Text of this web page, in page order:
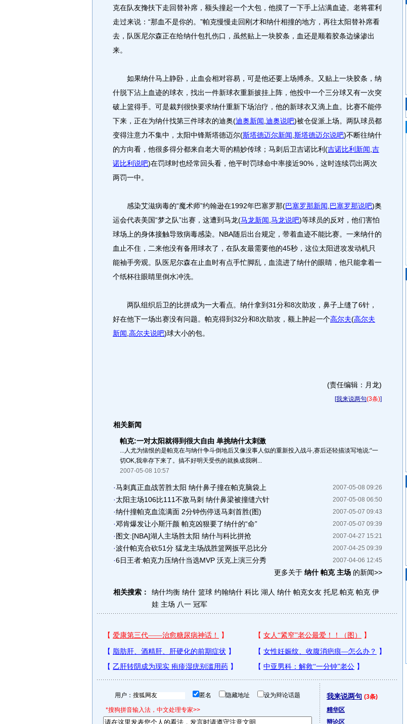
克在队友搀扶下走回替补席，额头撞起一个大包，他摸了一下手上沾满血迹。老将霍利
走过来说：“那血不是你的。”帕克慢慢走回刚才和纳什相撞的地方，再往太阳替补席看
去，队医尼尔森正在给纳什包扎伤口，虽然贴上一块胶条，血还是顺着胶条边缘渗出
来。
如果纳什马上静卧，止血会相对容易，可是他还要上场搏杀。又贴上一块胶条，纳
什脱下沾上血迹的球衣，找出一件新球衣重新披挂上阵，他投中一个三分球又有一次突
破上篮得手。可是裁判很快要求纳什重新下场治疗，他的新球衣又滴上血。比赛不能停
下来，正在为纳什找第三件球衣的迪奥(迪奥新闻 迪奥说吧)被仓促派上场。两队球员都
变得注意力不集中，太阳中锋斯塔德迈尔(斯塔德迈尔新闻 斯塔德迈尔说吧)不断往纳什
的方向看，他很多得分都来自老大哥的精妙传球；马刺后卫吉诺比利 (吉诺比利新闻 吉
诺比利说吧)在罚球时也经常回头看，他平时罚球命中率接近90%，这时连续罚出两次
两罚一中。
感染艾滋病毒的“魔术师”约翰逊在1992年巴塞罗那(巴塞罗那新闻 巴塞罗那说吧)奥
运会代表美国“梦之队”出赛，这遭到马龙(马龙新闻 马龙说吧)等球员的反对，他们害怕
球场上的身体接触导致病毒感染。NBA随后出台规定，带着血迹不能比赛。一来纳什的
血止不住，二来他没有备用球衣了，在队友最需要他的45秒，这位太阳进攻发动机只
能袖手旁观。队医尼尔森在止血时有点手忙脚乱，血流进了纳什的眼睛，他只能拿着一
个纸杯往眼睛里倒水冲洗。
两队组织后卫的比拼成为一大看点。纳什拿到31分和8次助攻，鼻子上缝了6针，
好在他下一场出赛没有问题。帕克得到32分和8次助攻，额上肿起一个高尔夫(高尔夫
新闻 高尔夫说吧)球大小的包。
(责任编辑：月龙)
[我来说两句(3条)]
相关新闻
帕克:一对太阳就得到很大自由 单挑纳什太刺激
...人尤为恼恨的是帕克在与纳什争斗倒地后又像没事人似的重新投入战斗,赛后还轻描淡写地说:“一
切OK,我幸存下来了。搞不好明天受伤的就换成我咧...
2007-05-08 10:57
2007-05-08 09:26
·马刺真正血战苦胜太阳 纳什鼻子撞在帕克脑袋上
2007-05-08 06:50
·太阳主场106比111不敌马刺 纳什鼻梁被撞缝六针
2007-05-07 09:43
·纳什撞帕克血流满面 2分钟伤停送马刺首胜(图)
2007-05-07 09:39
·邓肯爆发让小斯汗颜 帕克凶狠要了纳什的“命”
2007-04-27 15:21
·图文:[NBA]湖人主场胜太阳 纳什与科比拼抢
2007-04-25 09:39
·波什帕克合砍51分 猛龙主场战胜篮网扳平总比分
2007-04-06 12:45
·6日王者:帕克力压纳什当选MVP 沃克上演三分秀
更多关于 纳什 帕克 主场的新闻>>
相关搜索： 纳什均衡 纳什 篮球 约翰纳什 科比 湖人 纳什 帕克女友 托尼.帕克 帕克 伊
娃 主场 八一 冠军
用户： 匿名 隐藏地址 设为辩论话题
*搜狗拼音输入法，中文处理专家>>
我来说两句 (3条)
精华区
辩论区